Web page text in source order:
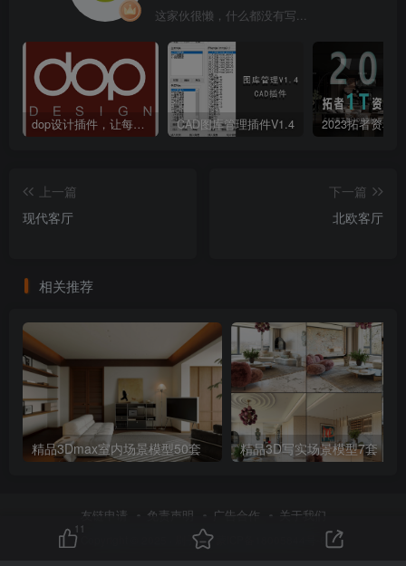
这家伙很懒，什么都没有写...
dop设计插件，让每个设计师都能享受到CAD制图的乐趣 CAD图库管理插件V1.4
上一篇
现代客厅
下一篇
北欧客厅
相关推荐
精品3Dmax室内场景模型50套 精品3D写实场景模型7套
友链申请 免责声明 广告合作 关于我们
刷子库 · 蒙ICP备18005844号-6
11